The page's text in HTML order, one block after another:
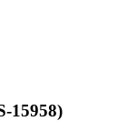
15958)